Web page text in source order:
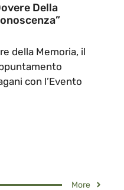
Della
della Memoria, il
con l’Evento
More